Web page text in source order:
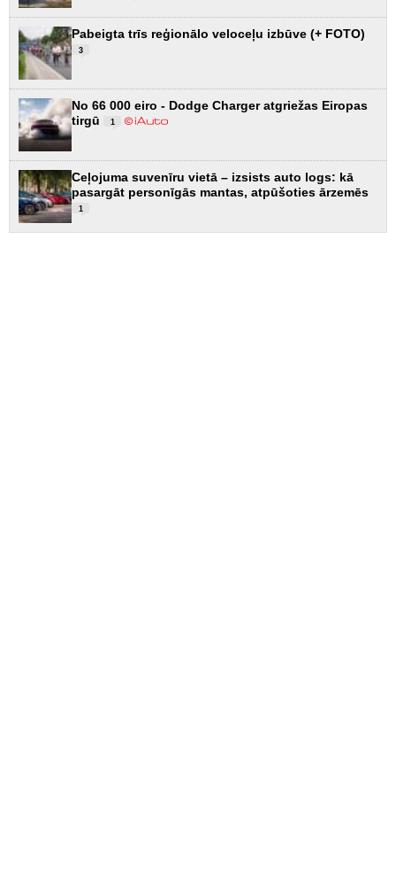
Pabeigta trīs reģionālo veloceļu izbūve (+ FOTO)
3
No 66 000 eiro - Dodge Charger atgriežas Eiropas
tirgū
1
Ceļojuma suvenīru vietā – izsists auto logs: kā
pasargāt personīgās mantas, atpūšoties ārzemēs
1